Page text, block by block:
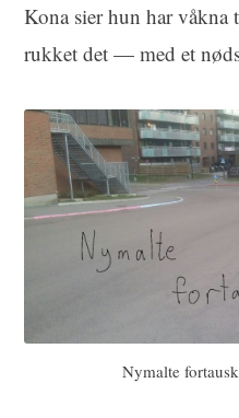
Kona sier hun har
rukket det — med et
Nymalte